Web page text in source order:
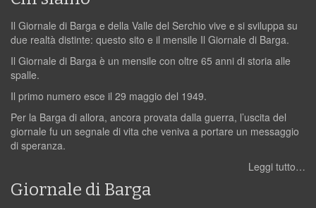
Il Giornale di Barga e della Valle del Serchio vive e si sviluppa su
due realtà distinte: questo sito e il mensile Il Giornale di Barga.
Il Giornale di Barga è un mensile con oltre 65 anni di storia alle
spalle.
Il primo numero esce il 29 maggio del 1949.
Per la Barga di allora, ancora provata dalla guerra, l’uscita del
giornale fu un segnale di vita che veniva a portare un messaggio
di speranza.
Leggi tutto…
Giornale di Barga